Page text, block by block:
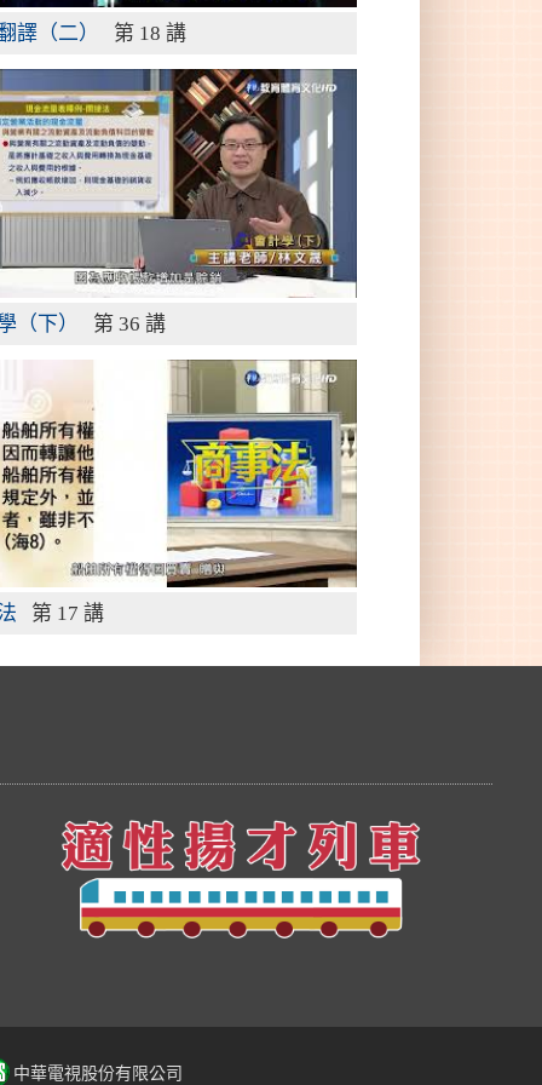
譯（二） 第 18 講
（下） 第 36 講
第 17 講
中華電視股份有限公司